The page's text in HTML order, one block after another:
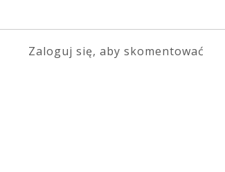
Zaloguj się, aby skomentować